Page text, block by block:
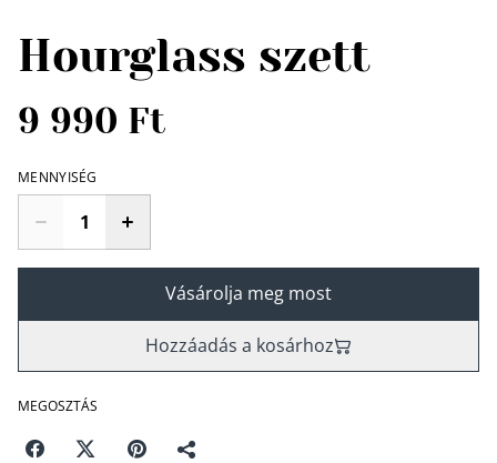
Hourglass szett
9 990 Ft
MENNYISÉG
Vásárolja meg most
Hozzáadás a kosárhoz
MEGOSZTÁS